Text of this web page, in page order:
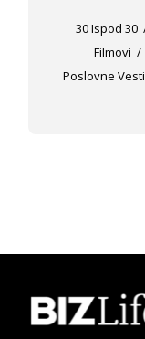
30 Ispod 30
Filmovi
Poslovne Vesti